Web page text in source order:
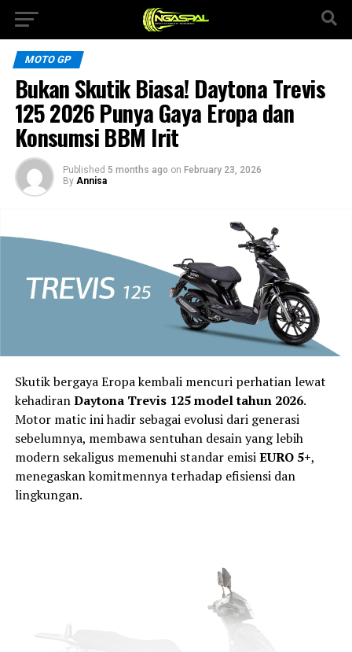
MOTO GP
Bukan Skutik Biasa! Daytona Trevis
125 2026 Punya Gaya Eropa dan
Konsumsi BBM Irit
Published 5 months ago on February 23, 2026
By Annisa
Skutik bergaya Eropa kembali mencuri perhatian lewat
kehadiranDaytona Trevis 125 model tahun 2026.
Motor matic ini hadir sebagai evolusi dari generasi
sebelumnya, membawa sentuhan desain yang lebih
modern sekaligus memenuhi standar emisiEURO 5+,
menegaskan komitmennya terhadap efisiensi dan
lingkungan.